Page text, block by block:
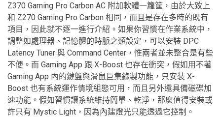
Z370 Gaming Pro Carbon AC 附加軟體一籮筐，由於大致上
和 Z270 Gaming Pro Carbon 相同，而且是存在多時的既有
項目，因此就不逐一進行介紹。如果你習慣在作業系統中，
調整如處理器、記憶體的時脈之類設定，可以安裝 DPC
Latency Tuner 與 Command Center，惟兩者並未整合是有些
不便。而 Gaming App 跟 X-Boost 也存在衝突，假如用不著
Gaming App 內的鍵盤與滑鼠巨集錄製功能，只安裝 X-
Boost 也有系統運作情境組態可用，而且另外還具備磁碟加
速功能。假如習慣讓系統維持簡單、乾淨，那麼值得安裝或
許只有 Mystic Light，因為內建燈光只能透過它控制。